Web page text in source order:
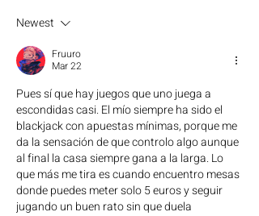
Newest
Fruuro
Mar 22
Pues sí que hay juegos que uno juega a
escondidas casi. El mío siempre ha sido el
blackjack con apuestas mínimas, porque me
da la sensación de que controlo algo aunque
al final la casa siempre gana a la larga. Lo
que más me tira es cuando encuentro mesas
donde puedes meter solo 5 euros y seguir
jugando un buen rato sin que duela